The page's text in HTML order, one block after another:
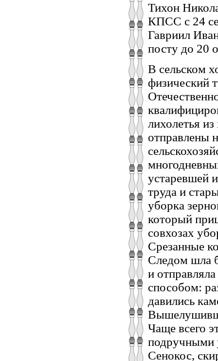
Тихон
КПСС с 24
Гавриил
посту до 20
В сельском
физический
лихолетья
отправлены
устаревшей
труда и
уборка
который
совхозах
Срезанные
Следом шла
и
способом:
давились
Чаще всего
подручными
Сенокос,